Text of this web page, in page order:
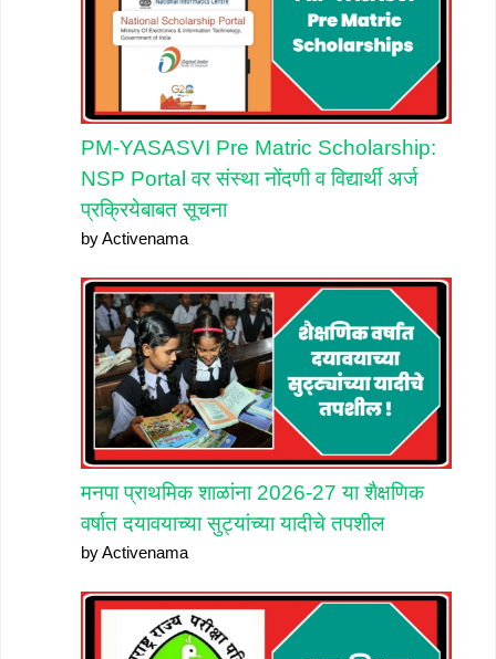
PM-YASASVI Pre Matric Scholarship:
NSP Portal वर संस्था नोंदणी व विद्यार्थी अर्ज
प्रक्रियेबाबत सूचना
by Activenama
मनपा प्राथमिक शाळांना 2026-27 या शैक्षणिक
वर्षात दयावयाच्या सुट्यांच्या यादीचे तपशील
by Activenama